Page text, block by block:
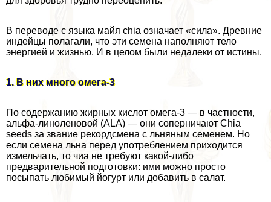
В переводе с языка майя chia означает «сила». Древние
индейцы полагали, что эти семена наполняют тело
энергией и жизнью. И в целом были недалеки от истины.
1. В них много омега-3
По содержанию жирных кислот омега-3 — в частности,
альфа-линоленовой (ALA) — они соперничают Chia
seeds за звание рекордсмена с льняным семенем. Но
если семена льна перед употрeблением приходится
измельчать, то чиа не требуют какой-либо
предварительной подготовки: ими можно просто
посыпать любимый йогурт или добавить в салат.